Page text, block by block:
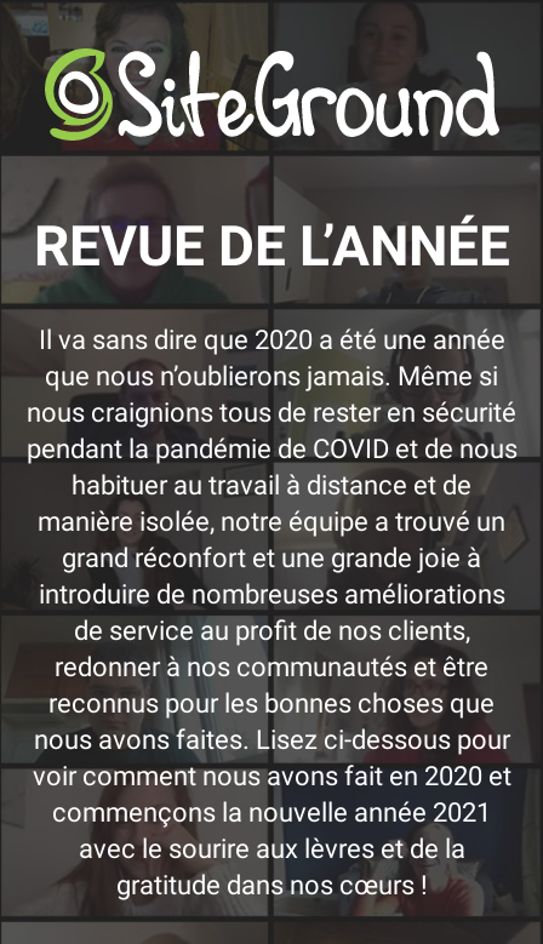
REVUE DE L’ANNÉE
Il va sans dire que 2020 a été une année
que nous n’oublierons jamais. Même si
nous craignions tous de rester en sécurité
pendant la pandémie de COVID et de nous
habituer au travail à distance et de
manière isolée, notre équipe a trouvé un
grand réconfort et une grande joie à
introduire de nombreuses améliorations
de service au profit de nos clients,
redonner à nos communautés et être
reconnus pour les bonnes choses que
nous avons faites. Lisez ci-dessous pour
voir comment nous avons fait en 2020 et
commençons la nouvelle année 2021
avec le sourire aux lèvres et de la
gratitude dans nos cœurs !